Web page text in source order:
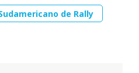
de Rally